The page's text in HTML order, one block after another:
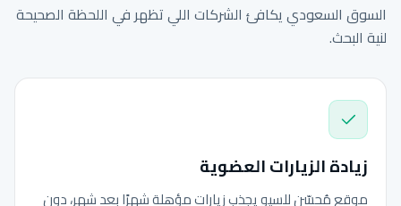
السوق السعودي يكافئ الشركات اللي تظهر في اللحظة الصحيحة
لنية البحث.
زيادة الزيارات العضوية
موقع مُحسّن للسيو يجذب زيارات مؤهلة شهرًا بعد شهر، دون